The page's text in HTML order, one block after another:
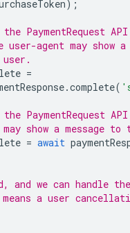
);
PaymentRequest
agent may show
=
.complete(
PaymentRequest
show a message to
= await
and we can handle
a user